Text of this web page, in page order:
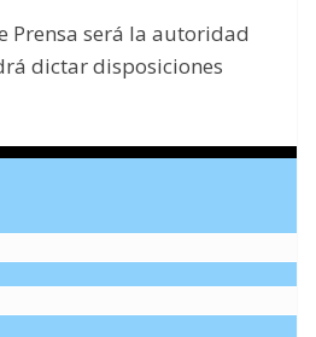
Prensa será la autoridad
dictar disposiciones